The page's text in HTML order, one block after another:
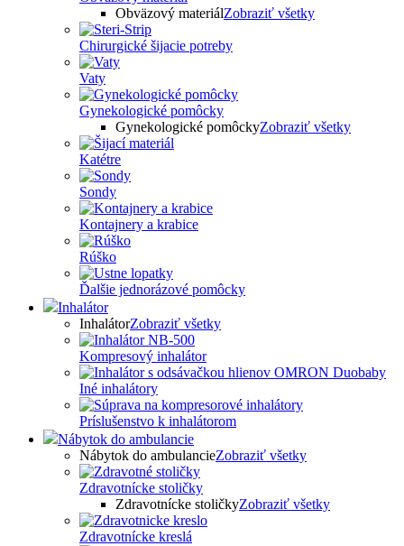
Obväzový materiálZobraziť všetky
Chirurgické šijacie potreby
Vaty
Gynekologické pomôcky
Gynekologické pomôckyZobraziť všetky
Katétre
Sondy
Kontajnery a krabice
Rúško
Ďalšie jednorázové pomôcky
Inhalátor
InhalátorZobraziť všetky
Kompresový inhalátor
Iné inhalátory
Príslušenstvo k inhalátorom
Nábytok do ambulancie
Nábytok do ambulancieZobraziť všetky
Zdravotnícke stoličky
Zdravotnícke stoličkyZobraziť všetky
Zdravotnícke kreslá